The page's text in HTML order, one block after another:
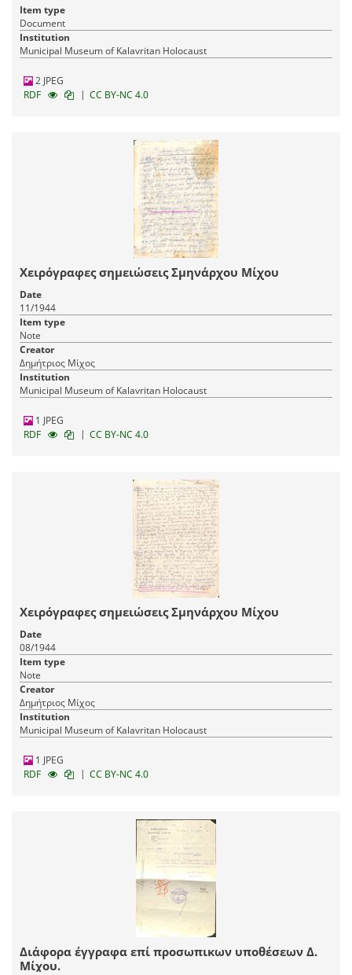
Item type
Document
Institution
Municipal Museum of Kalavritan Holocaust
2 JPEG
RDF
| CC BY-NC 4.0
Χειρόγραφες σημειώσεις Σμηνάρχου Μίχου
Date
11/1944
Item type
Note
Creator
Δημήτριος Μίχος
Institution
Municipal Museum of Kalavritan Holocaust
1 JPEG
RDF
| CC BY-NC 4.0
Χειρόγραφες σημειώσεις Σμηνάρχου Μίχου
Date
08/1944
Item type
Note
Creator
Δημήτριος Μίχος
Institution
Municipal Museum of Kalavritan Holocaust
1 JPEG
RDF
| CC BY-NC 4.0
Διάφορα έγγραφα επί προσωπικων υποθέσεων Δ.
Μίχου.